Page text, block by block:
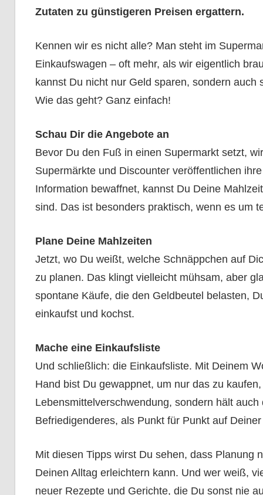
Zutaten zu günstigeren Preisen ergattern.
Kennen wir es nicht alle? Man steht im
Einkaufswagen – oft mehr, als wir eigentlich
kannst Du nicht nur Geld sparen, sondern auch
Wie das geht? Ganz einfach!
Schau Dir die Angebote an
Bevor Du den Fuß in einen Supermarkt setzt,
Supermärkte und Discounter veröffentlichen
Information bewaffnet, kannst Du Deine
sind. Das ist besonders praktisch, wenn es um
Plane Deine Mahlzeiten
Jetzt, wo Du weißt, welche Schnäppchen auf
zu planen. Das klingt vielleicht mühsam, aber
spontane Käufe, die den Geldbeutel belasten,
einkaufst und kochst.
Mache eine Einkaufsliste
Und schließlich: die Einkaufsliste. Mit Deinem
Hand bist Du gewappnet, um nur das zu
Lebensmittelverschwendung, sondern hält
Befriedigenderes, als Punkt für Punkt auf
Mit diesen Tipps wirst Du sehen, dass Planung
Deinen Alltag erleichtern kann. Und wer weiß,
neuer Rezepte und Gerichte, die Du sonst nie